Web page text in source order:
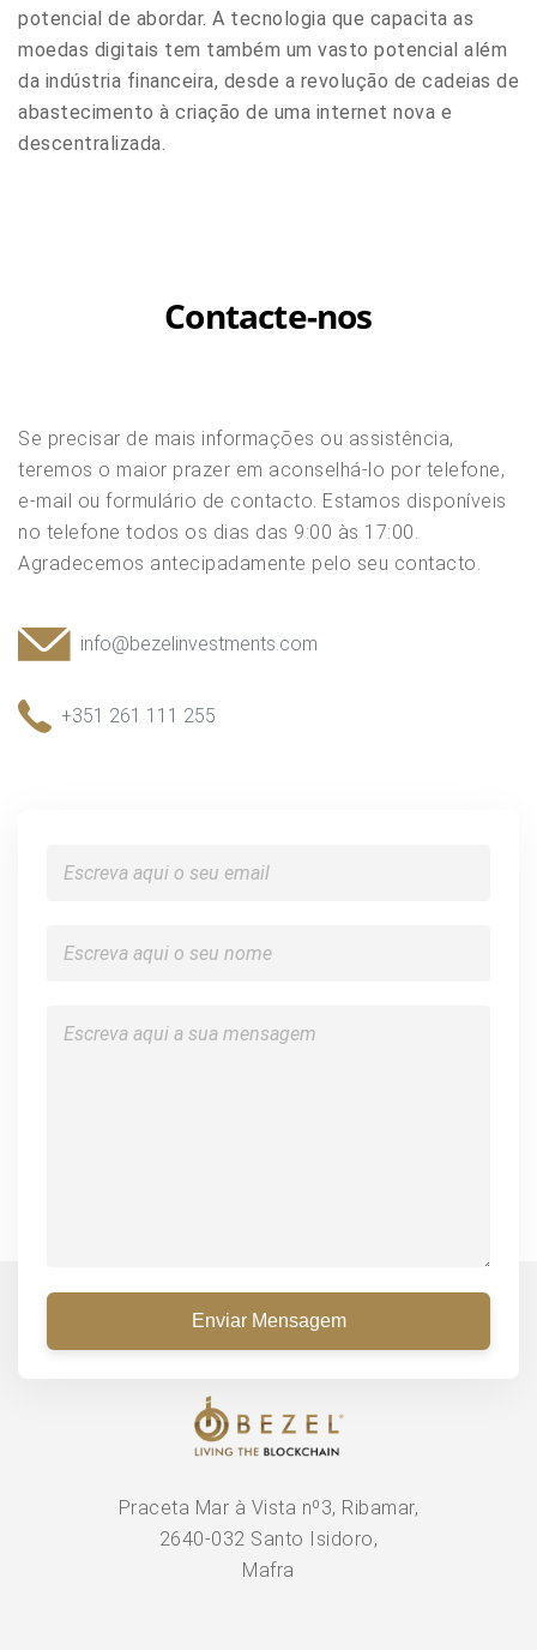
potencial de abordar. A tecnologia que capacita as
moedas digitais tem também um vasto potencial além
da indústria financeira, desde a revolução de cadeias de
abastecimento à criação de uma internet nova e
descentralizada.
Contacte-nos
Se precisar de mais informações ou assistência,
teremos o maior prazer em aconselhá-lo por telefone,
e-mail ou formulário de contacto. Estamos disponíveis
no telefone todos os dias das 9:00 às 17:00.
Agradecemos antecipadamente pelo seu contacto.
info@bezelinvestments.com
+351 261 111 255
Praceta Mar à Vista nº3, Ribamar,
2640-032 Santo Isidoro,
Mafra